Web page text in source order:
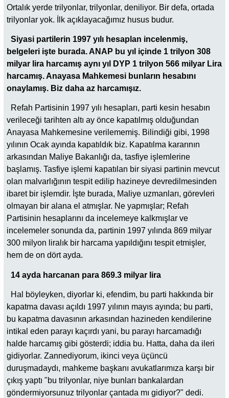
Ortalık yerde trilyonlar, trilyonlar, deniliyor. Bir defa, ortada
trilyonlar yok. İlk açıklayacağımız husus budur.
Siyasi partilerin 1997 yılı hesaplan incelenmiş,
belgeleri işte burada. ANAP bu yıl içinde 1 trilyon 308
milyar lira harcamış aynı yıl DYP 1 trilyon 566 milyar Lira
harcamış. Anayasa Mahkemesi bunların hesabını
onaylamış. Biz daha az harcamışız.
Refah Partisinin 1997 yılı hesapları, parti kesin hesabın
verileceği tarihten altı ay önce kapatılmış olduğundan
Anayasa Mahkemesine verilememiş. Bilindiği gibi, 1998
yılının Ocak ayında kapatıldık biz. Kapatılma kararının
arkasından Maliye Bakanlığı da, tasfiye işlemlerine
başlamış. Tasfiye işlemi kapatılan bir siyasi partinin mevcut
olan malvarlığının tespit edilip hazineye devredilmesinden
ibaret bir işlemdir. İşte burada, Maliye uzmanları, görevleri
olmayan bir alana el atmışlar. Ne yapmışlar; Refah
Partisinin hesaplarını da incelemeye kalkmışlar ve
incelemeler sonunda da, partinin 1997 yılında 869 milyar
300 milyon liralık bir harcama yapıldığını tespit etmişler,
hem de on dört ayda.
14 ayda harcanan para 869.3 milyar lira
Hal böyleyken, diyorlar ki, efendim, bu parti hakkında bir
kapatma davası açıldı 1997 yılının mayıs ayında; bu parti,
bu kapatma davasının arkasından hazineden kendilerine
intikal eden parayı kaçırdı yani, bu parayı harcamadığı
halde harcamış gibi gösterdi; iddia bu. Hatta, daha da ileri
gidiyorlar. Zannediyorum, ikinci veya üçüncü
duruşmadaydı, mahkeme başkanı avukatlarımıza karşı bir
çıkış yaptı "bu trilyonlar, niye bunları bankalardan
göndermiyorsunuz trilyonlar çantada mı gidiyor?" dedi.